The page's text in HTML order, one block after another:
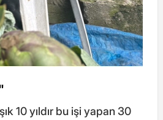
10 yıldır bu işi yapan 30